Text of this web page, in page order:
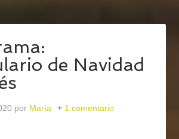
de Navidad
por María 1 comentario